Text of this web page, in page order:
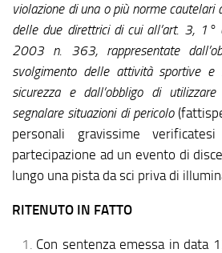
violazione di una o più norme cautelari
delle due direttrici di cui all’art. 3,
2003 n. 363, rappresentate
svolgimento delle attività sportive e
sicurezza e dall’obbligo di
segnalare situazioni di pericolo
personali gravissime
partecipazione ad un evento di
lungo una pista da sci priva di
RITENUTO IN FATTO
Con sentenza emessa in data